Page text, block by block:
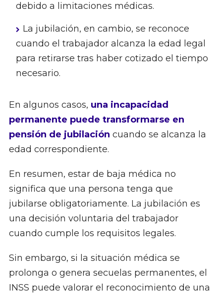
debido a limitaciones médicas.
La jubilación, en cambio, se reconoce
cuando el trabajador alcanza la edad legal
para retirarse tras haber cotizado el tiempo
necesario.
En algunos casos, una incapacidad
permanente puede transformarse en
pensión de jubilación cuando se alcanza la
edad correspondiente.
En resumen, estar de baja médica no
significa que una persona tenga que
jubilarse obligatoriamente. La jubilación es
una decisión voluntaria del trabajador
cuando cumple los requisitos legales.
Sin embargo, si la situación médica se
prolonga o genera secuelas permanentes, el
INSS puede valorar el reconocimiento de una